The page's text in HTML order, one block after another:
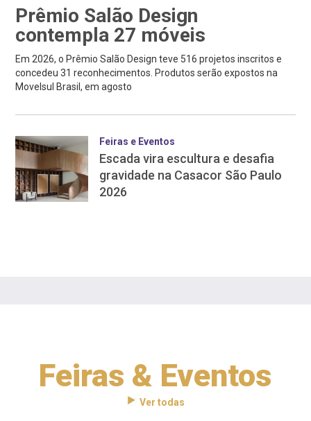
Prêmio Salão Design
contempla 27 móveis
Em 2026, o Prêmio Salão Design teve 516 projetos inscritos e
concedeu 31 reconhecimentos. Produtos serão expostos na
Movelsul Brasil, em agosto
Feiras e Eventos
Escada vira escultura e desafia
gravidade na Casacor São Paulo
2026
Feiras & Eventos
Ver todas